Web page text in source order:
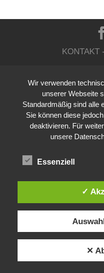
KONTAKT-
Wir verwenden
unserer Webseite
Standardmäßig sind alle
Sie können diese
deaktivieren. Für
unsere
Essenziell
✓
✕